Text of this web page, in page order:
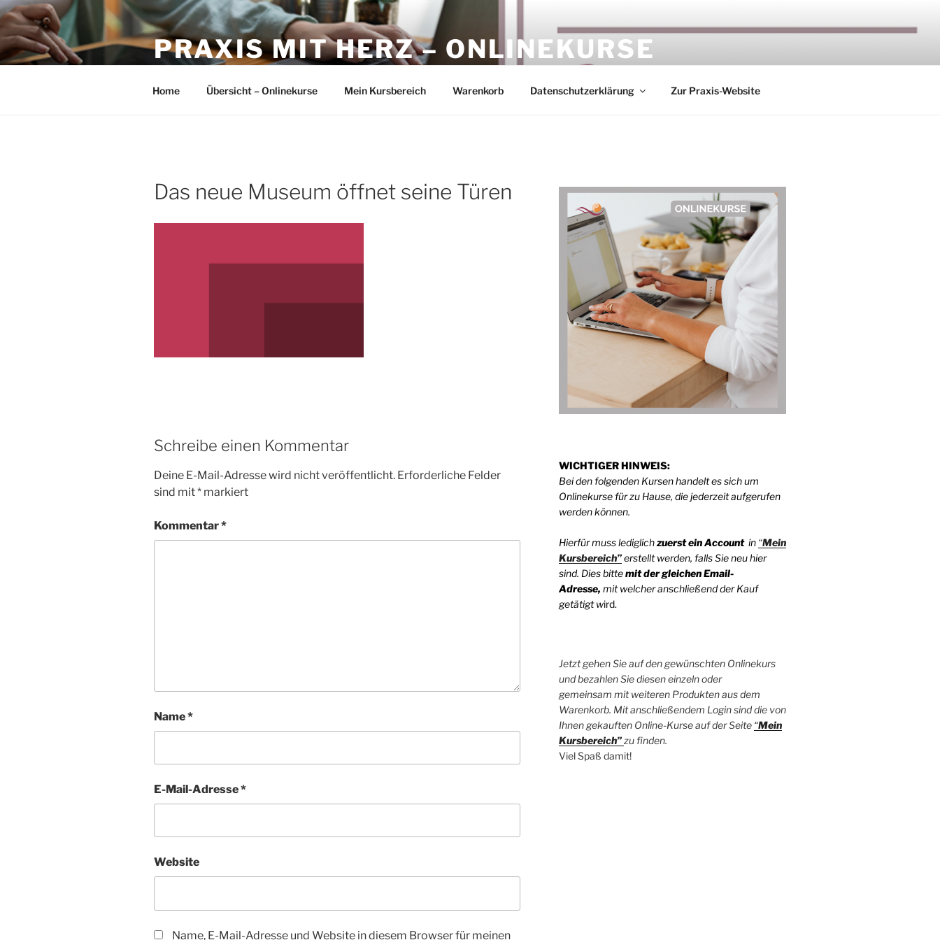
Zum
Inhalt
springen
PRAXIS MIT HERZ – ONLINEKURSE
Home Übersicht – Onlinekurse Mein Kursbereich Warenkorb Datenschutzerklärung Zur Praxis-Website
Das neue Museum öffnet seine Türen
Schreibe einen Kommentar
Deine E-Mail-Adresse wird nicht veröffentlicht. Erforderliche Felder
sind mit* markiert
Kommentar*
Name*
E-Mail-Adresse*
Website
Name, E-Mail-Adresse und Website in diesem Browser für meinen
WICHTIGER HINWEIS:
Bei den folgenden Kursen handelt es sich um
Onlinekurse für zu Hause, die jederzeit aufgerufen
werden können.
Hierfür muss lediglichzuerst ein Account in “Mein
Kursbereich”erstellt werden, falls Sie neu hier
sind. Dies bittemit der gleichen Email-
Adresse, mit welcher anschließend der Kauf
getätigt wird.
Jetzt gehen Sie auf den gewünschten Onlinekurs
und bezahlen Sie diesen einzeln oder
gemeinsam mit weiteren Produkten aus dem
Warenkorb. Mit anschließendem Login sind die von
Ihnen gekauften Online-Kurse auf der Seite “Mein
Kursbereich” zu finden.
Viel Spaß damit!